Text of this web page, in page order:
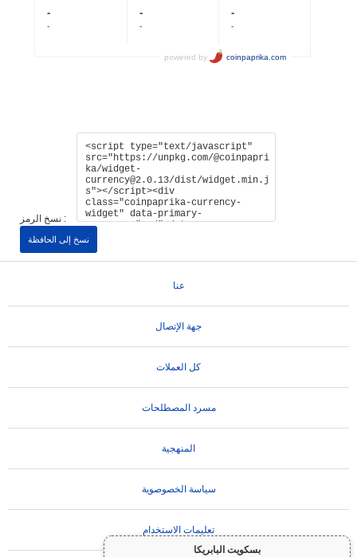
بسكويت البابريكا
نسخ الرمز :
نسخ إلى الحافظة
عنا
جهة الإتصال
كل العملات
مسرد المصطلحات
المنهجية
سياسة الخصوصوية
تعليمات الاستخدام